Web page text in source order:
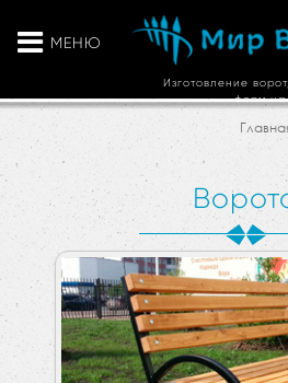
МЕНЮ
Изготовление
ферм на